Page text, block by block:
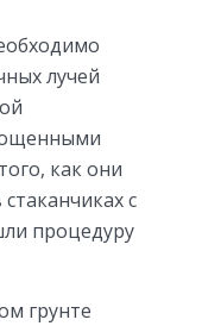
лучей
как они
с
процедуру
грунте